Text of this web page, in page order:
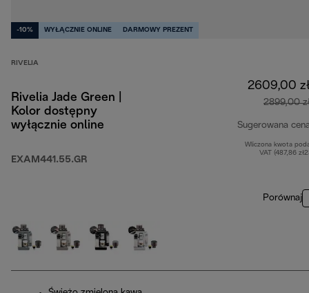
-10% WYŁĄCZNIE ONLINE DARMOWY PREZENT
RIVELIA
Rivelia Jade Green |
Kolor dostępny
wyłącznie online
EXAM441.55.GR
2609,00
2899,00
Sugerowana
Wliczona kwota
VAT (487,86
Porównaj